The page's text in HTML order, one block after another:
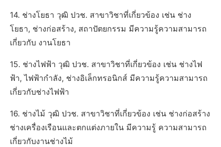
14. ช่างโยธา วุฒิ ปวช. สาขาวิชาที่เกี่ยวข้อง เช่น ช่าง
โยธา, ช่างก่อสร้าง, สถาปัตยกรรม มีความรู้ความสามารถ
เกี่ยวกับ งานโยธา
15. ช่างไฟฟ้า วุฒิ ปวช. สาขาวิชาที่เกี่ยวข้อง เช่น ช่างไฟ
ฟ้า, ไฟฟ้ากำลัง, ช่างอิเล็กทรอนิกส์ มีความรู้ความสามารถ
เกี่ยวกับช่างไฟฟ้า
16. ช่างไม้ วุฒิ ปวช. สาขาวิชาที่เกี่ยวข้อง เช่น ช่างก่อสร้าง
ช่างเครื่องเรือนและตกแต่งภายใน มีความรู้ ความสามารถ
เกี่ยวกับงานช่างไม้